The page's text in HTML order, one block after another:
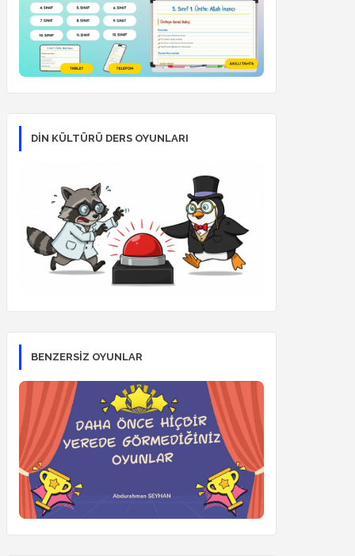
DİN KÜLTÜRÜ DERS OYUNLARI
BENZERSİZ OYUNLAR